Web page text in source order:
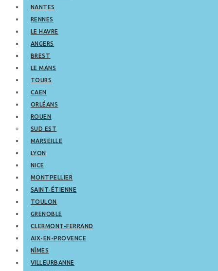
NANTES
RENNES
LE HAVRE
ANGERS
BREST
LE MANS
TOURS
CAEN
ORLÉANS
ROUEN
SUD EST
MARSEILLE
LYON
NICE
MONTPELLIER
SAINT-ÉTIENNE
TOULON
GRENOBLE
CLERMONT-FERRAND
AIX-EN-PROVENCE
NÎMES
VILLEURBANNE